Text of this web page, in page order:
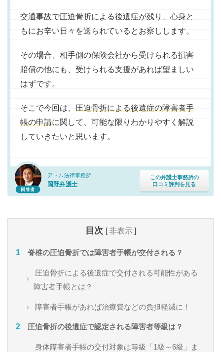
回答者
アトム法律事務所
岡野弁護士
この弁護士事務所の
口コミ評判を見る
交通事故で圧迫骨折による後遺症が残り、心身と
もにお辛い日々を送られているとお察しします。
その場合、相手側の保険会社から受けられる損害
賠償の他にも、受けられる支援があれば望ましい
はずです。
そこで今回は、 圧迫骨折による後遺症の障害者手
帳の申請に関して、可能な限りわかりやすく解説
していきたいと思います。
目次 [非表示]
脊椎の圧迫骨折では障害者手帳が交付される？
圧迫骨折による後遺症で交付される可能性がある
障害者手帳とは？
障害者手帳があれば治療費などの負担軽減に！
圧迫骨折の後遺症で認定される障害者等級は？
身体障害者手帳の交付対象は等級「1級～6級」ま